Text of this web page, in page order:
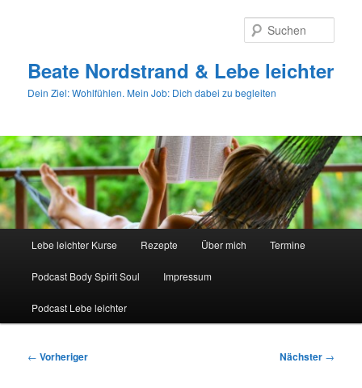
Beate Nordstrand & Lebe leichter
Dein Ziel: Wohlfühlen. Mein Job: Dich dabei zu begleiten
Lebe leichter Kurse Rezepte Über mich Termine
Podcast Body Spirit Soul Impressum
Podcast Lebe leichter
Beitragsnavigation
← Vorheriger Nächster →